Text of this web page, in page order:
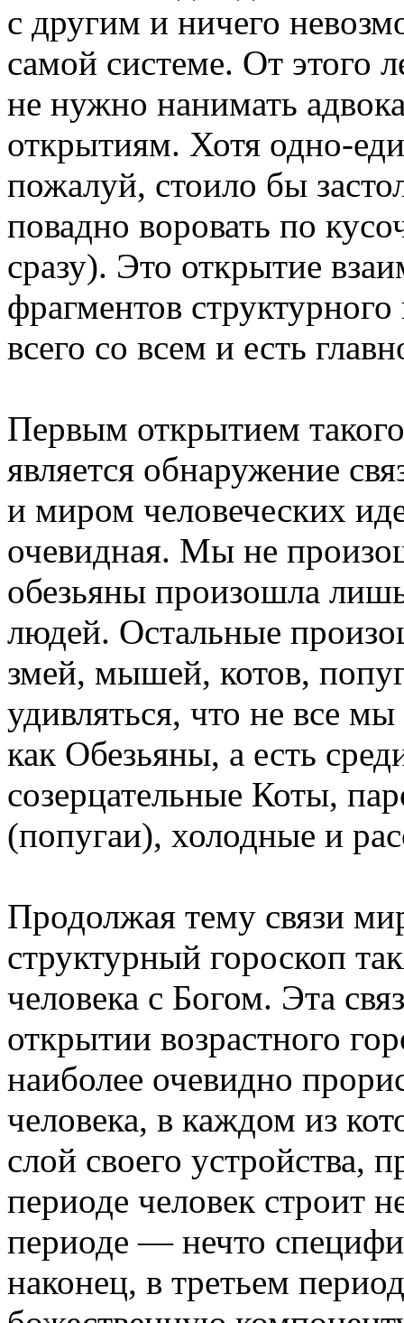
с другим и ничего
самой системе. От этого
не нужно нанимать
открытиям. Хотя одно-
пожалуй, стоило бы
повадно воровать по
сразу). Это открытие
фрагментов
всего со всем и есть
Первым открытием
является обнаружение
и миром человеческих
очевидная. Мы не
обезьяны произошла
людей. Остальные
змей, мышей, котов,
удивляться, что не все
как Обезьяны, а есть
созерцательные Коты,
(попугаи), холодные и
Продолжая тему связи
структурный гороскоп
человека с Богом. Эта
открытии возрастного
наиболее очевидно
человека, в каждом из
слой своего устройства,
периоде человек строит
периоде — нечто
наконец, в третьем